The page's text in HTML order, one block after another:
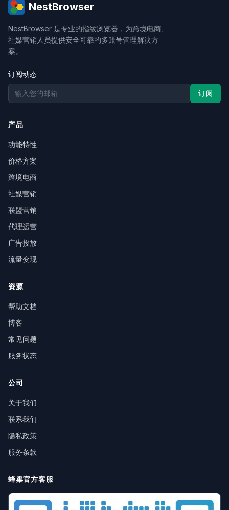
NestBrowser
NestBrowser 是专业的指纹浏览器，为跨境电商、
社媒营销人员提供安全可靠的多账号管理解决方
案。
订阅动态
订阅
产品
功能特性
价格方案
跨境电商
社媒营销
联盟营销
代理运营
广告投放
流量变现
资源
帮助文档
博客
常见问题
服务状态
公司
关于我们
联系我们
隐私政策
服务条款
蜂巢官方客服